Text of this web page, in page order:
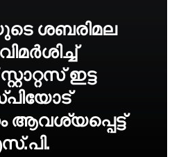
ശബരിമല
ഇട്ട
ആവശ്യപ്പെട്ട്